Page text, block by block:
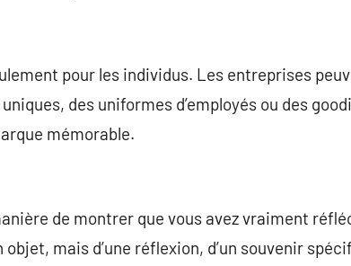
pour les individus. Les entreprises
des uniformes d’employés ou des
mémorable.
de montrer que vous avez vraiment
objet, mais d’une réflexion, d’un souvenir